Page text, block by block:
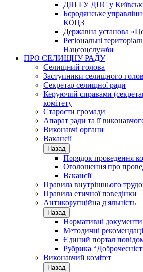
ДПІ ГУ ДПС у
Бородянське
КОЦЗ
Державна установа
Регіональні
Нацсоцслужби
ПРО СЕЛИЩНУ РАДУ
Селищний голова
Заступники селищного
Секретар селищної ради
Керуючий справами
комітету
Старости громади
Апарат ради та її
Виконавчі органи
Вакансії
Назад
Порядок проведення
Оголошення про
Вакансії
Правила внутрішнього
Правила етичної поведінки
Антикорупційна діяльність
Назад
Нормативні документи
Методичні
Єдиний портал
Рубрика
Виконавчий комітет
Назад